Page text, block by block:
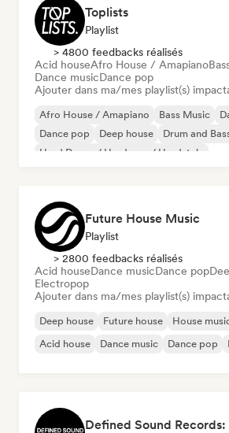
Toplists
Playlist
> 4800 feedbacks réalisés
Acid houseAfro House / Amapiano
Dance musicDance pop
Ajouter dans ma/mes playlist(s)
Afro House / Amapiano Bass Music
Dance pop
Deep house Drum and
Hard Dance / Hardcore / Hardstyle
Future House Music
Playlist
> 2800 feedbacks réalisés
Acid houseDance musicDance pop
Electropop
Ajouter dans ma/mes playlist(s)
Deep house Future house House
Acid house
Dance music Dance pop